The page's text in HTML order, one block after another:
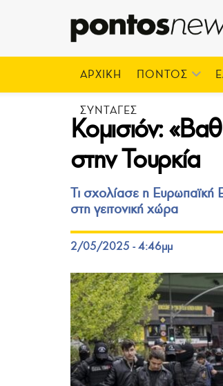
ΑΡΧΙΚΗ ΠΟΝΤΟΣ
ΣΥΝΤΑΓΕΣ
Κομισιόν:
στην Τουρκία
Τι σχολίασε η Ευρωπαϊκή
στη γειτονική χώρα
2/05/2025 - 4:46μμ